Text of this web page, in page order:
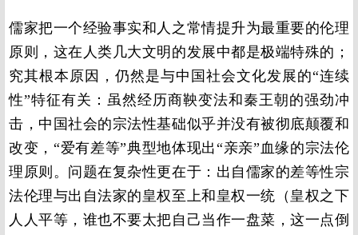
儒家把一个经验事实和人之常情提升为最重要的伦理
原则，这在人类几大文明的发展中都是极端特殊的；
究其根本原因，仍然是与中国社会文化发展的“连续
性”特征有关：虽然经历商鞅变法和秦王朝的强劲冲
击，中国社会的宗法性基础似乎并没有被彻底颠覆和
改变，“爱有差等”典型地体现出“亲亲”血缘的宗法伦
理原则。问题在复杂性更在于：出自儒家的差等性宗
法伦理与出自法家的皇权至上和皇权一统（皇权之下
人人平等，谁也不要太把自己当作一盘菜，这一点倒